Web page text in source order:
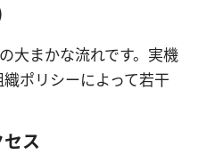
大まかな流れです。実機
ポリシーによって若干
ス